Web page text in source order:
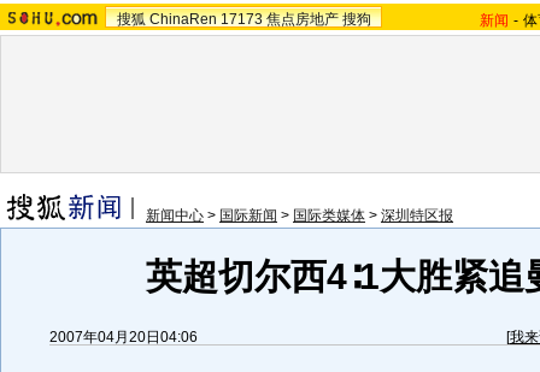
搜狐 ChinaRen 17173 焦点房地产 搜狗 新闻 -
新闻中心 > 国际新闻 > 国际类媒体 > 深圳特区报
英超切尔西4∶1大胜紧追
2007年04月20日04:06 [我